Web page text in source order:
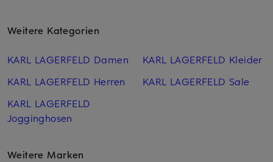
Weitere Kategorien
KARL LAGERFELD Damen
KARL LAGERFELD Herren
KARL LAGERFELD
Jogginghosen
KARL LAGERFELD Kleider
KARL LAGERFELD Sale
Weitere Marken